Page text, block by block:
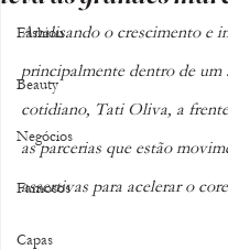
Fashion
Beauty
Negócios
Famosos
Capas
Analisando o crescimento e
principalmente dentro de um
cotidiano, Tati Oliva, a
as parcerias que estão
assertivas para acelerar o